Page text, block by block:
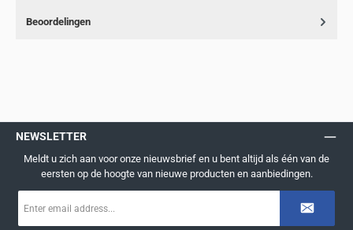
Beoordelingen
NEWSLETTER
Meldt u zich aan voor onze nieuwsbrief en u bent altijd als één van de
eersten op de hoogte van nieuwe producten en aanbiedingen.
mailadres